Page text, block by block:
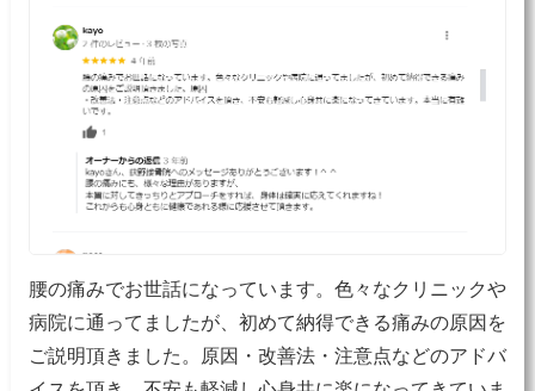
腰の痛みでお世話になっています。色々なクリニックや
病院に通ってましたが、初めて納得できる痛みの原因を
ご説明頂きました。原因・改善法・注意点などのアドバ